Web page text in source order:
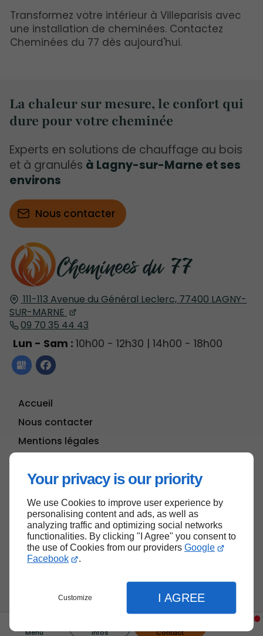
Your privacy is our priority
We use Cookies to improve user experience by
personalising content and ads, as well as
analyzing traffic and optimizing social networks
functionalities. By clicking "I Agree" you consent to
the use of Cookies from our providers Google
Facebook
.
Customize I AGREE
Menu Infos Contact
Transformez votre intérieur à Villeparisis avec
une installation de cheminées. Contactez
Cheminées du 77 dès aujourd'hui.
111-113 Avenue du Général Leclerc, 77400 LAGNY-
SUR-MARNE
09 70 35 44 43
Lun - Sam : 10h00 - 12h30 | 14h00 - 18h00
Accueil
Nous contacter
Mentions légales
La chaleur sur mesure, le confort qui
dure pour votre cheminée
Experts en solutions de chauffage au bois
et à granulés à Lagny-sur-Marne et ses
environs
Nous contacter
Haut de page